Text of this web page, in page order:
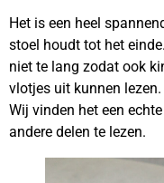
Het is een heel
stoel houdt tot het
niet te lang zodat ook
vlotjes uit kunnen
Wij vinden het een
andere delen te lezen.